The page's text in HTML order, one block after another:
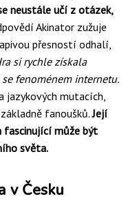
neustále učí z otázek,
Akinator zužuje
přesností odhalí,
si rychle získala
fenoménem internetu.
jazykových mutacích,
fanoušků.Její
fascinující může být
světa.
v Česku